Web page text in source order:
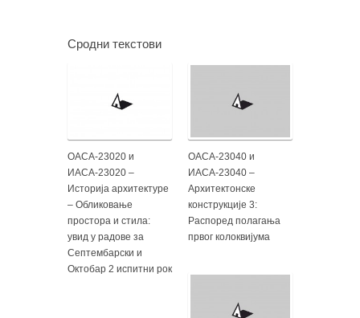
Сродни текстови
ОАСА-23020 и
ИАСА-23020 –
Историја архитектуре
– Обликовање
простора и стила:
увид у радове за
Септембарски и
Октобар 2 испитни рок
ОАСА-23040 и
ИАСА-23040 –
Архитектонске
конструкције 3:
Распоред полагања
првог колоквијума